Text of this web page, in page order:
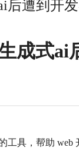
后遭到开
成式ai
工具，帮助